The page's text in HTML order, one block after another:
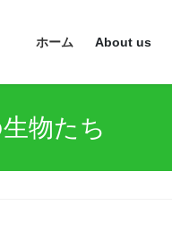
ホーム About us
物たち